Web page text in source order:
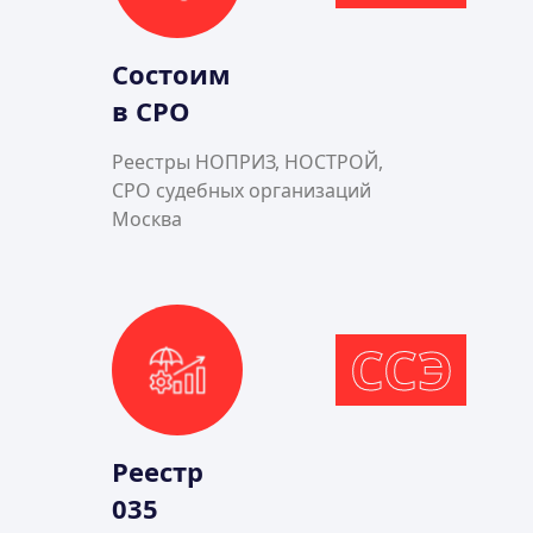
Состоим
в СРО
Реестры НОПРИЗ, НОСТРОЙ,
СРО судебных организаций
Москва
ССЭ
Реестр
035